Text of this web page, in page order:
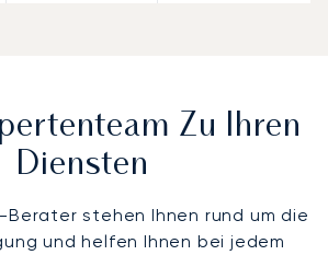
Zu Ihren
Diensten
stehen Ihnen rund um die
und helfen Ihnen bei jedem